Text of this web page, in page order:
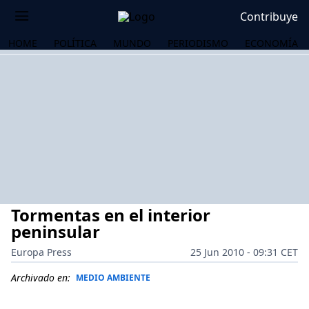
Contribuye
HOME POLÍTICA MUNDO PERIODISMO ECONOMÍA
Tormentas en el interior
peninsular
Europa Press
25 Jun 2010 - 09:31 CET
Archivado en: MEDIO AMBIENTE